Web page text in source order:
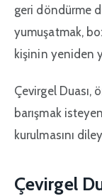
geri döndürme
yumuşatmak,
kişinin yeniden
Çevirgel Duası,
barışmak
kurulmasını
Çevirgel